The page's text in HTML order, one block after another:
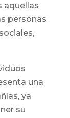
aquellas
personas
una
ya
su